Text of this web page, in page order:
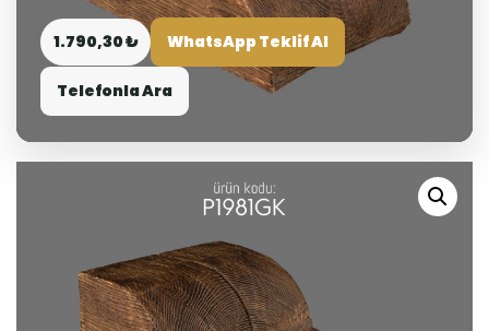
1.790,30 ₺ WhatsApp Teklif Al
Telefonla Ara